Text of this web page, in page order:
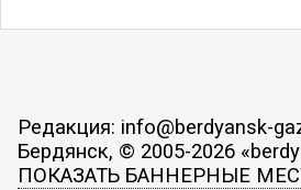
Редакция: info@berdyansk-
Бердянск, © 2005-2026
ПОКАЗАТЬ БАННЕРНЫЕ